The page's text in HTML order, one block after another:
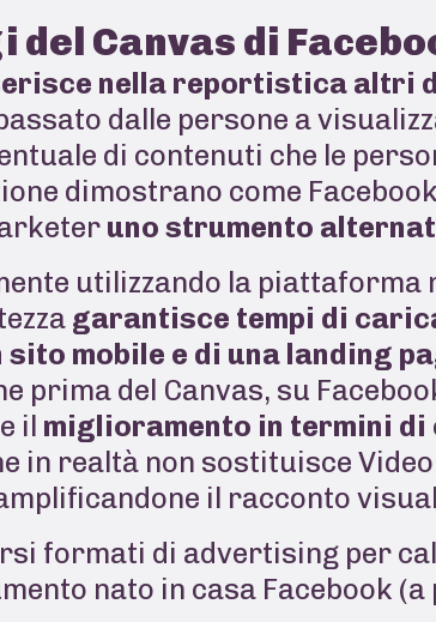
del Canvas di
nella reportistica altri
dalle persone a
di contenuti che le
dimostrano come
uno strumento
utilizzando la piattaforma
garantisce tempi di
mobile e di una landing
prima del Canvas, su
il miglioramento in termini di
in realtà non sostituisce Video
il racconto
formati di advertising per
nato in casa Facebook